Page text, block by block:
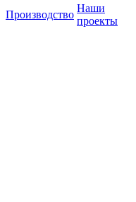
Производство
Наши
проекты